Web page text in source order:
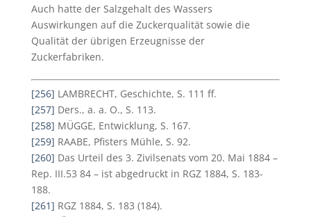
Auch hatte der Salzgehalt des Wassers
Auswirkungen auf die Zuckerqualität sowie die
Qualität der übrigen Erzeugnisse der
Zuckerfabriken.
[256] LAMBRECHT, Geschichte, S. 111 ff.
[257] Ders., a. a. O., S. 113.
[258] MÜGGE, Entwicklung, S. 167.
[259] RAABE, Pfisters Mühle, S. 92.
[260] Das Urteil des 3. Zivilsenats vom 20. Mai 1884 –
Rep. III.53 84 – ist abgedruckt in RGZ 1884, S. 183-
188.
[261] RGZ 1884, S. 183 (184).